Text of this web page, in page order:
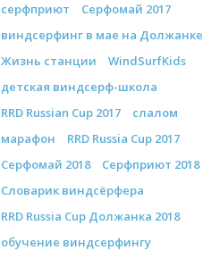
серфприют
Серфомай 2017
виндсерфинг в мае на Должанке
Жизнь станции
WindSurfKids
детская виндсерф-школа
RRD Russian Cup 2017
слалом
марафон
RRD Russia Cup 2017
Серфомай 2018
Серфприют 2018
Словарик виндсёрфера
RRD Russia Cup Должанка 2018
обучение виндсерфингу